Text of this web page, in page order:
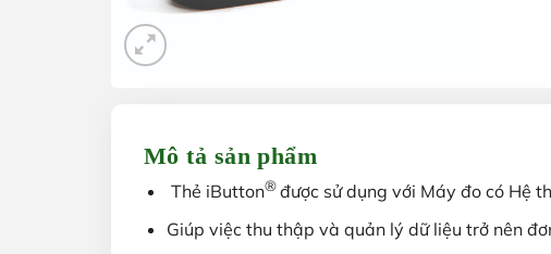
Mô tả sản phẩm
Thẻ iButton®được sử dụng với Máy đo có Hệ
Giúp việc thu thập và quản lý dữ liệu trở nên